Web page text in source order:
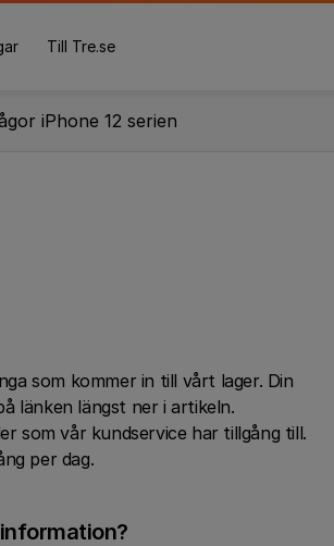
Till Tre.se
iPhone 12 serien
som kommer in till vårt lager. Din
länken längst ner i artikeln.
som vår kundservice har tillgång till.
per dag.